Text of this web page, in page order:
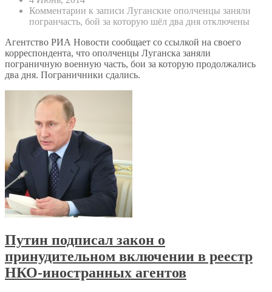
Комментарии к записи Луганские ополченцы заняли
погранчасть, бой за которую шёл два дня отключены
Агентство РИА Новости сообщает со ссылкой на своего
корреспондента, что ополченцы Луганска заняли
пограничную военную часть, бои за которую продолжались
два дня. Пограничники сдались.
Путин подписал закон о
принудительном включении в реестр
НКО-иностранных агентов